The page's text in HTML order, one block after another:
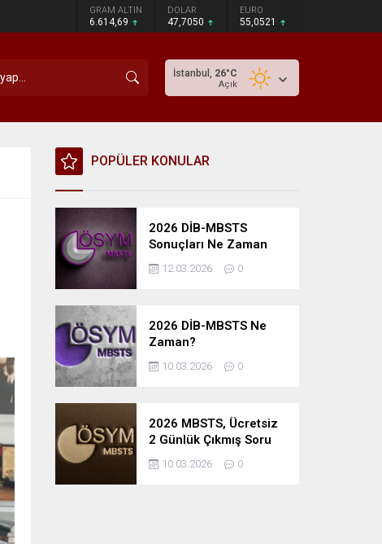
GRAM ALTIN
6.614,69
DOLAR
47,7050
EURO
55,0521
İstanbul, 26°C
Açık
POPÜLER KONULAR
2026 DİB-MBSTS
Sonuçları Ne Zaman
Açıklanacak?
12.03.2026 0
2026 DİB-MBSTS Ne
Zaman?
10.03.2026 0
2026 MBSTS, Ücretsiz
2 Günlük Çıkmış Soru
Çözüm Kampı
10.03.2026 0